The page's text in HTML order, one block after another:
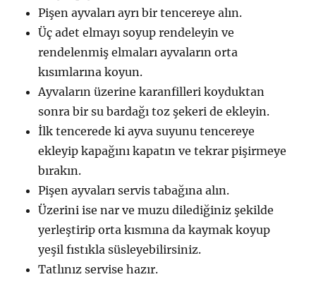
Pişen ayvaları ayrı bir tencereye alın.
Üç adet elmayı soyup rendeleyin ve
rendelenmiş elmaları ayvaların orta
kısımlarına koyun.
Ayvaların üzerine karanfilleri koyduktan
sonra bir su bardağı toz şekeri de ekleyin.
İlk tencerede ki ayva suyunu tencereye
ekleyip kapağını kapatın ve tekrar pişirmeye
bırakın.
Pişen ayvaları servis tabağına alın.
Üzerini ise nar ve muzu dilediğiniz şekilde
yerleştirip orta kısmına da kaymak koyup
yeşil fıstıkla süsleyebilirsiniz.
Tatlınız servise hazır.